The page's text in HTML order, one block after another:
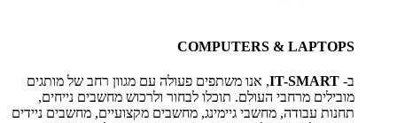
COMPUTERS & LAPTOPS
ב- IT-SMART, אנו משתפים פעולה עם מגוון רחב של מותגים
מובילים מרחבי העולם. תוכלו לבחור ולרכוש מחשבים נייחים,
תחנות עבודה, מחשבי גיימינג, מחשבים מקצועיים, מחשבים ניידים